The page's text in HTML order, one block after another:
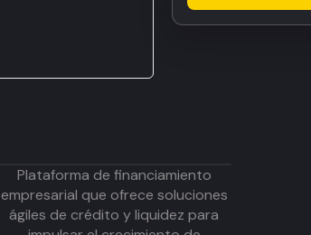
Plataforma de financiamiento
empresarial que ofrece soluciones
ágiles de crédito y liquidez para